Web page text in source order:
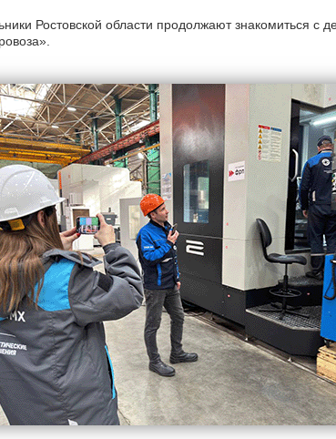
Ростовской области продолжают знакомиться с